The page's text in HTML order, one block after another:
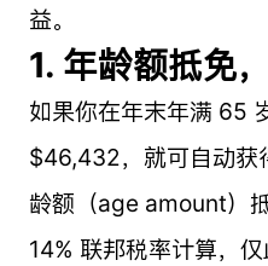
益。
1. 年龄额抵免
如果你在年末年满 65
$46,432，就可自动获
龄额（age amount）
14% 联邦税率计算，